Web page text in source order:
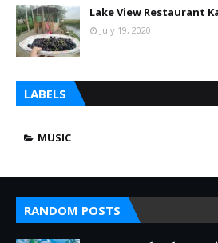
Lake View Restaurant
July 19, 2020
LABELS
MUSIC
RANDOM POSTS